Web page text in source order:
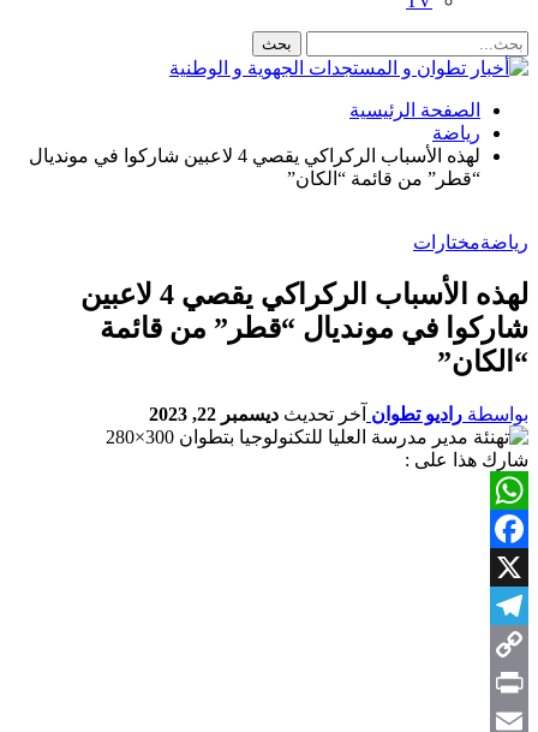
الصفحة الرئيسية
رياضة
لهذه الأسباب الركراكي يقصي 4 لاعبين شاركوا في مونديال
“قطر” من قائمة “الكان”
رياضةمختارات
لهذه الأسباب الركراكي يقصي 4 لاعبين
شاركوا في مونديال “قطر” من قائمة
“الكان”
بواسطة راديو تطوان آخر تحديث ديسمبر 22, 2023
شارك هذا على :
WhatsApp
Facebook
X
Telegram
Copy
Link
Print